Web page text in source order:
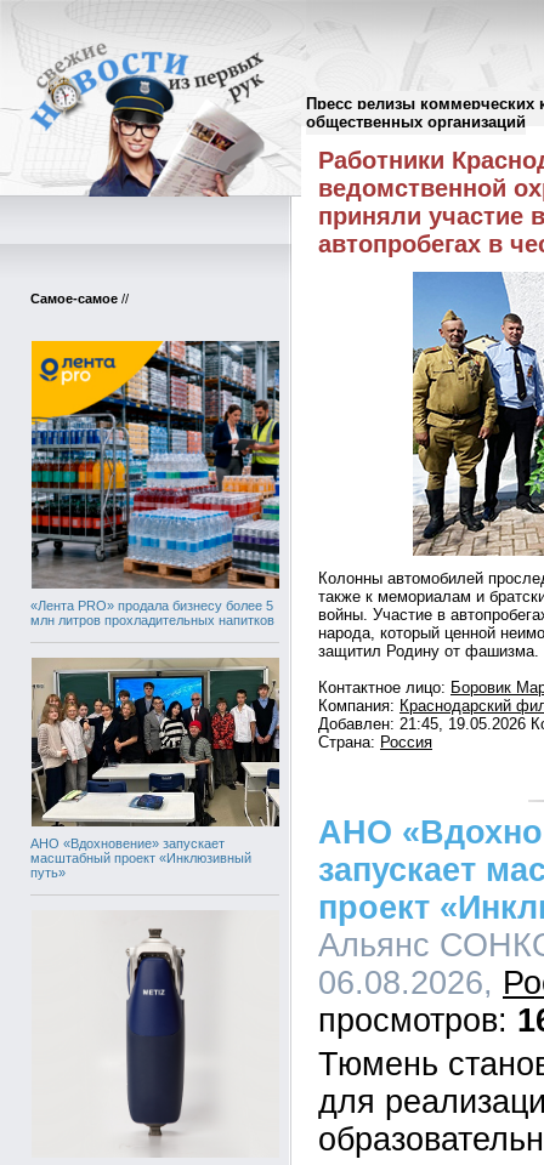
Пресс релизы коммерческих
общественных организаций
Самое-самое //
«Лента PRO» продала бизнесу более 5
млн литров прохладительных напитков
АНО «Вдохновение» запускает
масштабный проект «Инклюзивный
путь»
Пресс-релизы//
Работники
ведомственной
приняли участие
автопробегах в
Колонны автомобилей
также к мемориалам и
войны. Участие в
народа, который ценной
защитил Родину от фашизма.
Контактное лицо: Боровик
Компания: Краснодарский
Добавлен: 21:45, 19.05.2026
Страна: Россия
АНО
запускает
проект
Альянс
06.08.2026,
Тюмень
для